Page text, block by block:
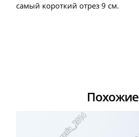
самый короткий отрез 9 см.
Похожие